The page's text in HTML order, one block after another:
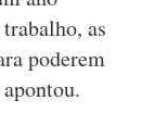
as
poderem